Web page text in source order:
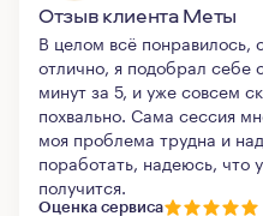
Отзыв клиента Меты
В целом всё понравилось,
отлично, я подобрал себе
минут за 5, и уже совсем
похвально. Сама сессия
моя проблема трудна и
поработать, надеюсь, что
получится.
Оценка сервиса